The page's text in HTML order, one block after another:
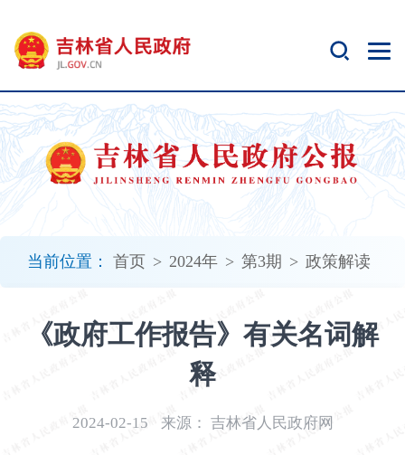
当前位置： 首页 > 2024年 > 第3期 > 政策解读
《政府工作报告》有关名词解
释
2024-02-15 来源： 吉林省人民政府网
开
无
障
碍
说
明
Alt